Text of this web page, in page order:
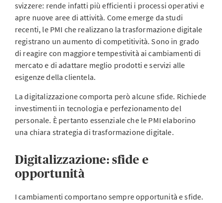
svizzere: rende infatti più efficienti i processi operativi e
apre nuove aree di attività. Come emerge da studi
recenti, le PMI che realizzano la trasformazione digitale
registrano un aumento di competitività. Sono in grado
di reagire con maggiore tempestività ai cambiamenti di
mercato e di adattare meglio prodotti e servizi alle
esigenze della clientela.
La digitalizzazione comporta però alcune sfide. Richiede
investimenti in tecnologia e perfezionamento del
personale. È pertanto essenziale che le PMI elaborino
una chiara strategia di trasformazione digitale.
Digitalizzazione: sfide e
opportunità
I cambiamenti comportano sempre opportunità e sfide.